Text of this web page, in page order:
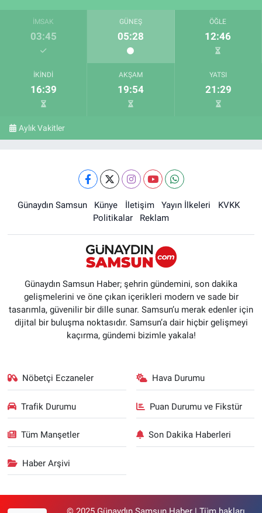
İMSAK
03:45
GÜNEŞ
05:28
ÖĞLE
12:46
İKINDI
16:39
AKŞAM
19:54
YATSI
21:29
Aylık Vakitler
Günaydın Samsun Künye İletişim Yayın İlkeleri
KVKK
Politikalar
Reklam
Günaydın Samsun Haber; şehrin gündemini, son dakika
gelişmelerini ve öne çıkan içerikleri modern ve sade bir
tasarımla, güvenilir bir dille sunar. Samsun’u merak edenler için
dijital bir buluşma noktasıdır. Samsun’a dair hiçbir gelişmeyi
kaçırma, gündemi bizimle yakala!
Nöbetçi Eczaneler Hava Durumu
Trafik Durumu Puan Durumu ve Fikstür
Tüm Manşetler Son Dakika Haberleri
Haber Arşivi